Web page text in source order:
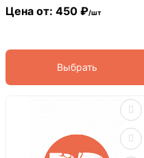
Цена от: 450 ₽/шт
Выбрать